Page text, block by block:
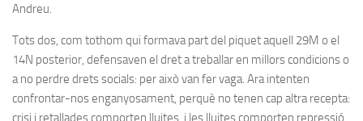
Andreu.
Tots dos, com tothom qui formava part del piquet aquell 29M o el
14N posterior, defensaven el dret a treballar en millors condicions o
a no perdre drets socials: per això van fer vaga. Ara intenten
confrontar-nos enganyosament, perquè no tenen cap altra recepta:
crisi i retallades comporten lluites, i les lluites comporten repressió.